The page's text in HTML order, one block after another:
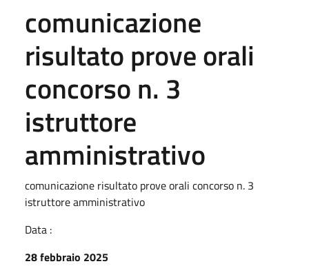
comunicazione
risultato prove orali
concorso n. 3
istruttore
amministrativo
comunicazione risultato prove orali concorso n. 3
istruttore amministrativo
Data :
28 febbraio 2025